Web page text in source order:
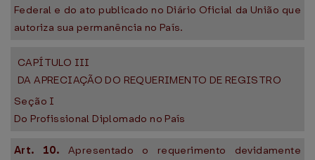
Federal e do ato publicado no Diário Oficial da União que
autoriza sua permanência no País.
CAPÍTULO III
DA APRECIAÇÃO DO REQUERIMENTO DE REGISTRO
Seção I
Do Profissional Diplomado no País
Art. 10. Apresentado o requerimento devidamente